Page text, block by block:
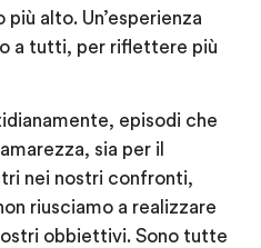
alto. Un’esperienza
a tutti, per riflettere più
episodi che
sia per il
nei nostri confronti,
riusciamo a realizzare
obbiettivi. Sono tutte